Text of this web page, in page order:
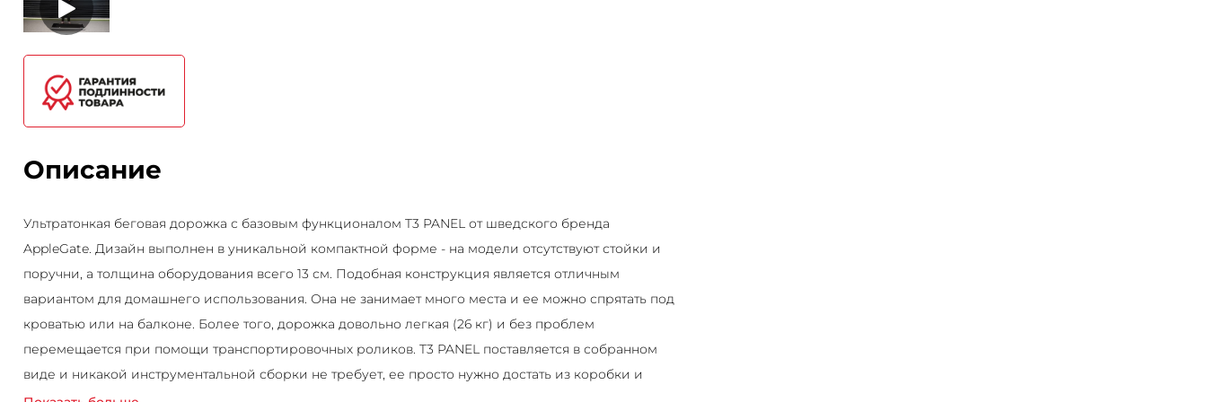
Описание
Ультратонкая беговая дорожка с базовым функционалом T3 PANEL от шведского бренда
AppleGate. Дизайн выполнен в уникальной компактной форме - на модели отсутствуют стойки и
поручни, а толщина оборудования всего 13 см. Подобная конструкция является отличным
вариантом для домашнего использования. Она не занимает много места и ее можно спрятать под
кроватью или на балконе. Более того, дорожка довольно легкая (26 кг) и без проблем
перемещается при помощи транспортировочных роликов. T3 PANEL поставляется в собранном
виде и никакой инструментальной сборки не требует, ее просто нужно достать из коробки и